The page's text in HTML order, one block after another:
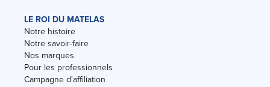
LE ROI DU MATELAS
Notre histoire
Notre savoir-faire
Nos marques
Pour les professionnels
Campagne d'affiliation